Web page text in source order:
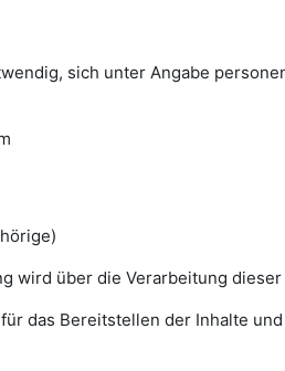
sich unter Angabe
wird über die Verarbeitung
das Bereitstellen der Inhalte